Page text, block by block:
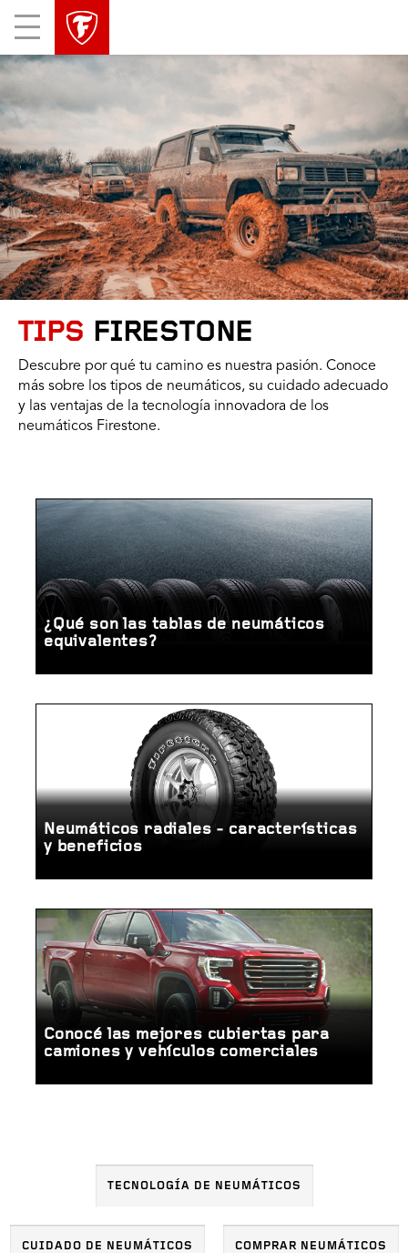
Mobile
Menu
TIPS FIRESTONE
Descubre por qué tu camino es nuestra pasión. Conoce
más sobre los tipos de neumáticos, su cuidado adecuado
y las ventajas de la tecnología innovadora de los
neumáticos Firestone.
¿Qué son las tablas de neumáticos
equivalentes?
Neumáticos radiales - características
y beneficios
Conocé las mejores cubiertas para
camiones y vehículos comerciales
TECNOLOGÍA DE NEUMÁTICOS
CUIDADO DE NEUMÁTICOS COMPRAR NEUMÁTICOS